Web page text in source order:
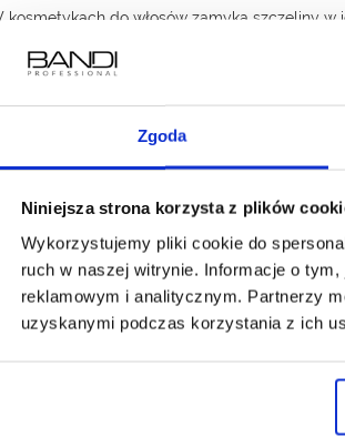
Zgoda
Niniejsza strona korzysta z plików
Wykorzystujemy pliki cookie do
ruch w naszej witrynie. Informacje o
reklamowym i analitycznym. Partnerzy
uzyskanymi podczas korzystania z ich
kosmetykach do włosów zamyka szczeliny
Wygładza włosy, pomaga je dociążyć i
dlatego też jest szczególnie polecane do